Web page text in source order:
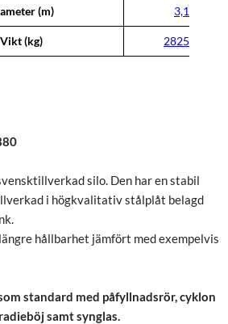
(m) 3,1
Vikt (kg) 2825
silo. Den har en stabil
i högkvalitativ stålplåt belagd
hållbarhet jämfört med exempelvis
standard med påfyllnadsrör, cyklon
samt synglas.